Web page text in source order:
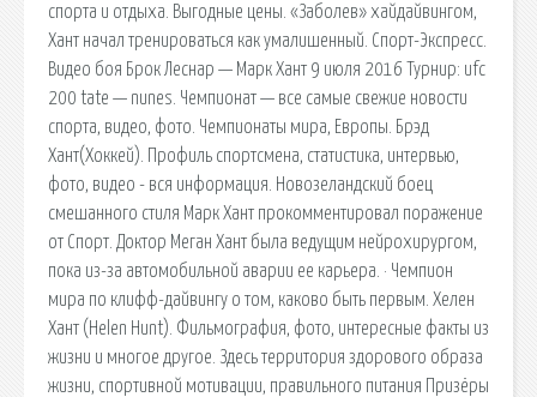
спорта и отдыха. Выгодные цены. «Заболев» хайдайвингом,
Хант начал тренироваться как умалишенный. Спорт-Экспресс.
Видео боя Брок Леснар — Марк Хант 9 июля 2016 Турнир: ufc
200 tate — nunes. Чемпионат — все самые свежие новости
спорта, видео, фото. Чемпионаты мира, Европы. Брэд
Хант(Хоккей). Профиль спортсмена, статистика, интервью,
фото, видео - вся информация. Новозеландский боец
смешанного стиля Марк Хант прокомментировал поражение
от Спорт. Доктор Меган Хант была ведущим нейрохирургом,
пока из-за автомобильной аварии ее карьера. · Чемпион
мира по клифф-дайвингу о том, каково быть первым. Хелен
Хант (Helen Hunt). Фильмография, фото, интересные факты из
жизни и многое другое. Здесь территория здорового образа
жизни, спортивной мотивации, правильного питания Призёры